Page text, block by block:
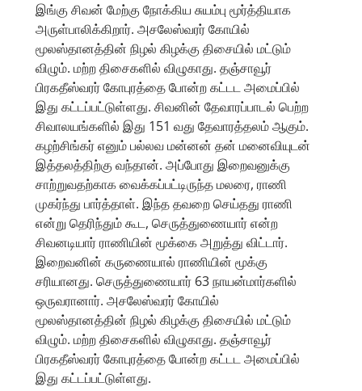
இங்கு சிவன் மேற்கு நோக்கிய சுயம்பு மூர்த்தியாக
அருள்பாலிக்கிறார். அசலேஸ்வரர் கோயில்
மூலஸ்தானத்தின் நிழல் கிழக்கு திசையில் மட்டும்
விழும். மற்ற திசைகளில் விழுகாது. தஞ்சாவூர்
பிரகதீஸ்வரர் கோபுரத்தை போன்ற கட்டட அமைப்பில்
இது கட்டப்பட்டுள்ளது. சிவனின் தேவாரப்பாடல் பெற்ற
சிவாலயங்களில் இது 151 வது தேவாரத்தலம் ஆகும்.
கழற்சிங்கர் எனும் பல்லவ மன்னன் தன் மனைவியுடன்
இத்தலத்திற்கு வந்தான். அப்போது இறைவனுக்கு
சாற்றுவதற்காக வைக்கப்பட்டிருந்த மலரை, ராணி
முகர்ந்து பார்த்தாள். இந்த தவறை செய்தது ராணி
என்று தெரிந்தும் கூட, செருத்துணையார் என்ற
சிவனடியார் ராணியின் மூக்கை அறுத்து விட்டார்.
இறைவனின் கருணையால் ராணியின் மூக்கு
சரியானது. செருத்துணையார் 63 நாயன்மார்களில்
ஒருவரானார். அசலேஸ்வரர் கோயில்
மூலஸ்தானத்தின் நிழல் கிழக்கு திசையில் மட்டும்
விழும். மற்ற திசைகளில் விழுகாது. தஞ்சாவூர்
பிரகதீஸ்வரர் கோபுரத்தை போன்ற கட்டட அமைப்பில்
இது கட்டப்பட்டுள்ளது.